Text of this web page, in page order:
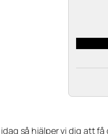
så hjälper vi dig att